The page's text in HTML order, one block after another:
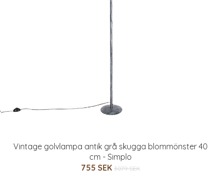
Vintage golvlampa antik grå skugga blommönster 40
cm - Simplo
755 SEK 3079 SEK